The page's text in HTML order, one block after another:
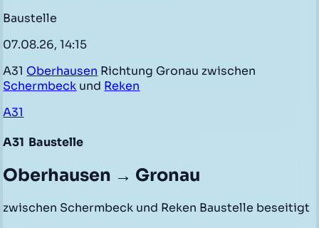
Baustelle
07.08.26, 14:15
A31 Oberhausen Richtung Gronau zwischen
Schermbeck und Reken
A31
A31 Baustelle
Oberhausen → Gronau
zwischen Schermbeck und Reken Baustelle beseitigt